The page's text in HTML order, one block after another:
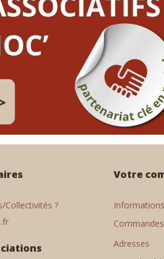
Collectivités ?
Votre
Commandes
Adresses